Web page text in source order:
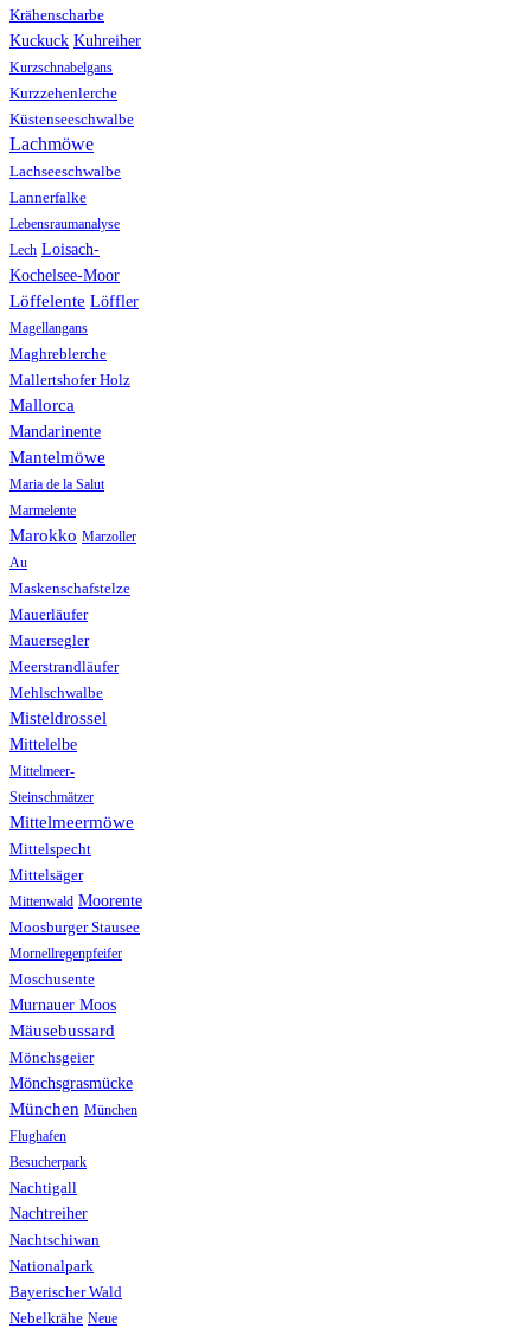
Krähenscharbe
Kuckuck Kuhreiher
Kurzschnabelgans
Kurzzehenlerche
Küstenseeschwalbe
Lachmöwe
Lachseeschwalbe
Lannerfalke
Lebensraumanalyse
Lech Loisach-
Kochelsee-Moor
Löffelente Löffler
Magellangans
Maghreblerche
Mallertshofer Holz
Mallorca
Mandarinente
Mantelmöwe
Maria de la Salut
Marmelente
Marokko Marzoller
Au
Maskenschafstelze
Mauerläufer
Mauersegler
Meerstrandläufer
Mehlschwalbe
Misteldrossel
Mittelelbe
Mittelmeer-
Steinschmätzer
Mittelmeermöwe
Mittelspecht
Mittelsäger
Mittenwald Moorente
Moosburger Stausee
Mornellregenpfeifer
Moschusente
Murnauer Moos
Mäusebussard
Mönchsgeier
Mönchsgrasmücke
München München
Flughafen
Besucherpark
Nachtigall
Nachtreiher
Nachtschiwan
Nationalpark
Bayerischer Wald
Nebelkrähe Neue